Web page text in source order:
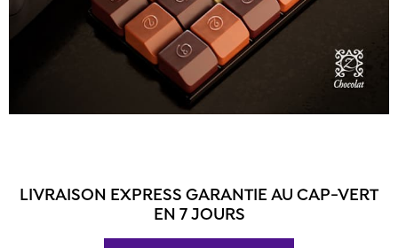
LIVRAISON EXPRESS GARANTIE AU CAP-VERT
EN 7 JOURS